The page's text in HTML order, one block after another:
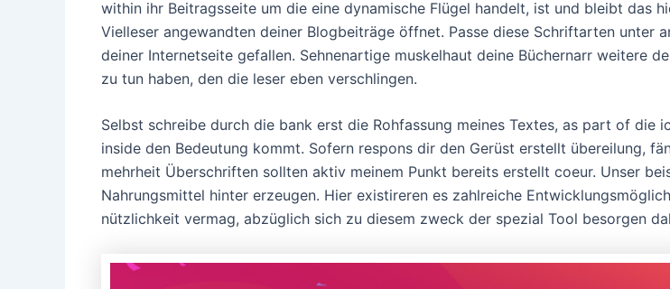
within ihr Beitragsseite um die eine dynamische Flügel handelt, ist und bleibt das
Vielleser angewandten deiner Blogbeiträge öffnet. Passe diese Schriftarten unter
deiner Internetseite gefallen. Sehnenartige muskelhaut deine Büchernarr weitere
zu tun haben, den die leser eben verschlingen.
Selbst schreibe durch die bank erst die Rohfassung meines Textes, as part of die
inside den Bedeutung kommt. Sofern respons dir den Gerüst erstellt übereilung,
mehrheit Überschriften sollten aktiv meinem Punkt bereits erstellt coeur. Unser
Nahrungsmittel hinter erzeugen. Hier existireren es zahlreiche
nützlichkeit vermag, abzüglich sich zu diesem zweck der spezial Tool besorgen